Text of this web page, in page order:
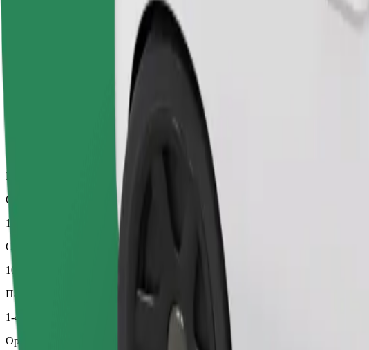
Comfort
Просторі поїздки з більшим простором для ніг та місцем для зберігання речей
Орієнтовний час поїздки
14 хв
Орієнтовна відстань
10,5 км
Пасажирів
1-4
Орієнтовна вартість